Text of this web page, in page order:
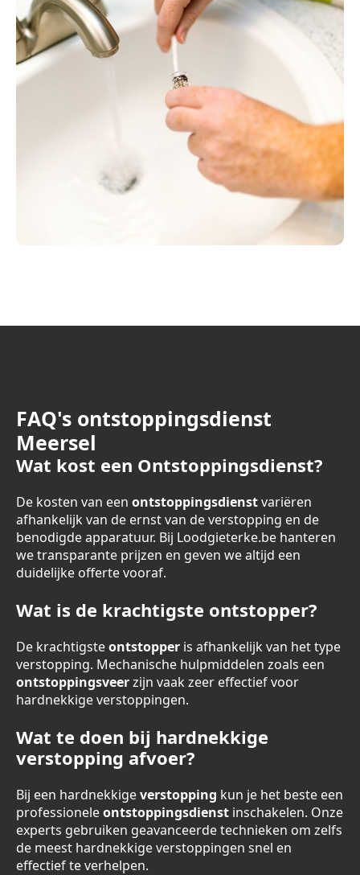
FAQ's ontstoppingsdienst
Meersel
Wat kost een Ontstoppingsdienst?
De kosten van een ontstoppingsdienstvariëren
afhankelijk van de ernst van de verstopping en de
benodigde apparatuur. Bij Loodgieterke.be hanteren
we transparante prijzen en geven we altijd een
duidelijke offerte vooraf.
Wat is de krachtigste ontstopper?
De krachtigsteontstopper is afhankelijk van het type
verstopping. Mechanische hulpmiddelen zoals een
ontstoppingsveerzijn vaak zeer effectief voor
hardnekkige verstoppingen.
Wat te doen bij hardnekkige
verstopping afvoer?
Bij een hardnekkigeverstopping kun je het beste een
professioneleontstoppingsdienst inschakelen. Onze
experts gebruiken geavanceerde technieken om zelfs
de meest hardnekkige verstoppingen snel en
effectief te verhelpen.